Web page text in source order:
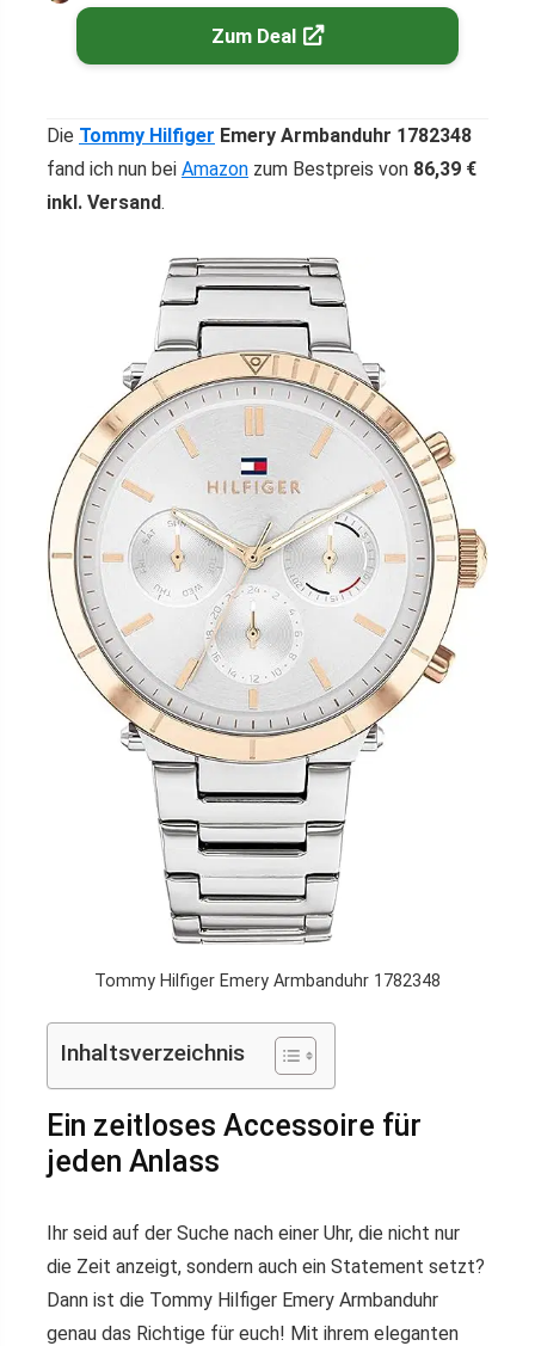
Zum Deal
Die Tommy Hilfiger Emery Armbanduhr 1782348
fand ich nun bei Amazon zum Bestpreis von 86,39 €
inkl. Versand.
Tommy Hilfiger Emery Armbanduhr 1782348
Inhaltsverzeichnis
Ein zeitloses Accessoire für
jeden Anlass
Ihr seid auf der Suche nach einer Uhr, die nicht nur
die Zeit anzeigt, sondern auch ein Statement setzt?
Dann ist die Tommy Hilfiger Emery Armbanduhr
genau das Richtige für euch! Mit ihrem eleganten